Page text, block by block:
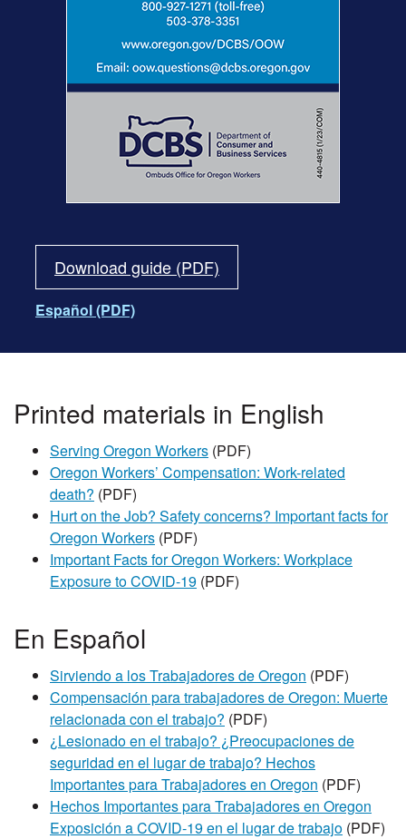
Download guide (PDF)
Español (PDF)
Printed materials in English
Serving Oregon Workers (PDF)
Oregon Workers’ Compensation: Work-related
death? (PDF)
Hurt on the Job? Safety concerns? Important facts for
Oregon Workers (PDF)
Important Facts for Oregon Workers: Workplace
Exposure to COVID-19 (PDF)
En Español
Sirviendo a los Trabajadores de Oregon (PDF)
Compensación para trabajadores de Oregon: Muerte
relacionada con el trabajo? (PDF)
¿Lesionado en el trabajo? ¿Preocupaciones de
seguridad en el lugar de trabajo? Hechos
Importantes para Trabajadores en Oregon (PDF)
Hechos Importantes para Trabajadores en Oregon
Exposición a COVID-19 en el lugar de trabajo (PDF)